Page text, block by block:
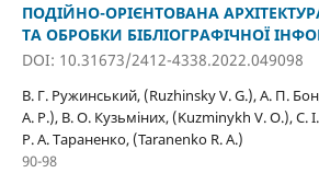
ПОДІЙНО-ОРІЄНТОВАНА
ТА ОБРОБКИ БІБЛІОГРАФІЧНОЇ
DOI: 10.31673/2412-4338.2022.049098
В. Г. Ружинський, (Ruzhinsky V. G.), А. П.
A. P.), В. О. Кузьміних, (Kuzminykh V. O.), С.
Р. А. Тараненко, (Taranenko R. A.)
90-98